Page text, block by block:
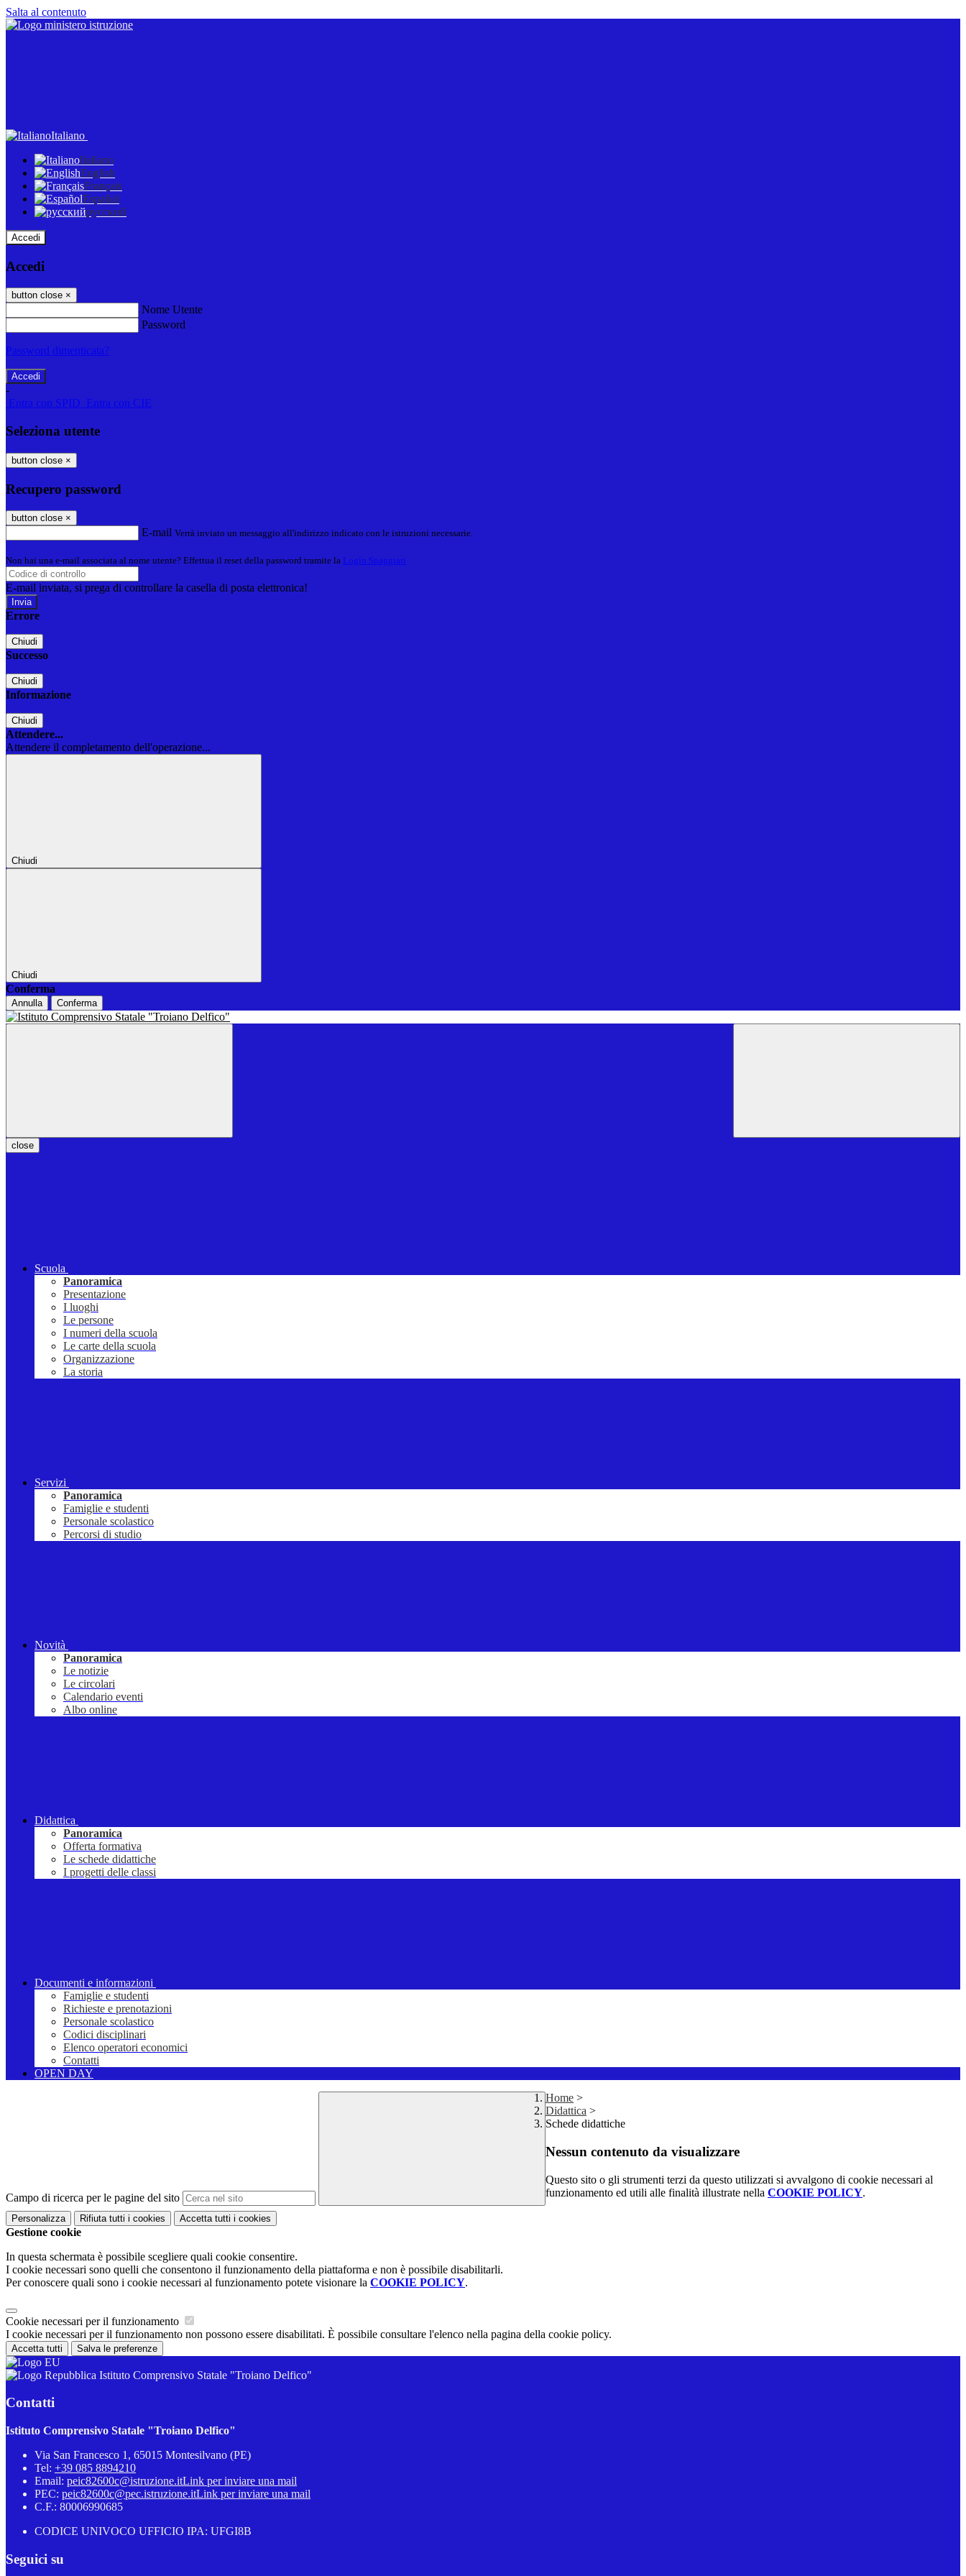
Salta al contenuto
Italiano
Italiano
English
Français
Español
русский
Accedi
Accedi
button close ×
Nome Utente
Password
Password dimenticata?
-
Entra con SPID
Entra con CIE
Seleziona utente
button close ×
Recupero password
button close ×
E-mail Verrà inviato un messaggio all'indirizzo indicato con le istruzioni necessarie.
Non hai una e-mail associata al nome utente? Effettua il reset della password tramite la Login Spaggiari
E-mail inviata, si prega di controllare la casella di posta elettronica!
Errore
Chiudi
Successo
Chiudi
Informazione
Chiudi
Attendere...
Attendere il completamento dell'operazione...
Chiudi
Chiudi
Conferma
Annulla Conferma
close
Scuola
Panoramica
Presentazione
I luoghi
Le persone
I numeri della scuola
Le carte della scuola
Organizzazione
La storia
Servizi
Panoramica
Famiglie e studenti
Personale scolastico
Percorsi di studio
Novità
Panoramica
Le notizie
Le circolari
Calendario eventi
Albo online
Didattica
Panoramica
Offerta formativa
Le schede didattiche
I progetti delle classi
Documenti e informazioni
Famiglie e studenti
Richieste e prenotazioni
Personale scolastico
Codici disciplinari
Elenco operatori economici
Contatti
OPEN DAY
Campo di ricerca per le pagine del sito
Home >
Didattica >
Schede didattiche
Nessun contenuto da visualizzare
Questo sito o gli strumenti terzi da questo utilizzati si avvalgono di cookie necessari al
funzionamento ed utili alle finalità illustrate nella COOKIE POLICY.
Personalizza Rifiuta tutti i cookies Accetta tutti i cookies
Gestione cookie
In questa schermata è possibile scegliere quali cookie consentire.
I cookie necessari sono quelli che consentono il funzionamento della piattaforma e non è possibile disabilitarli.
Per conoscere quali sono i cookie necessari al funzionamento potete visionare la COOKIE POLICY.
Cookie necessari per il funzionamento
I cookie necessari per il funzionamento non possono essere disabilitati. È possibile consultare l'elenco nella pagina della cookie policy.
Accetta tutti Salva le preferenze
Istituto Comprensivo Statale "Troiano Delfico"
Contatti
Istituto Comprensivo Statale "Troiano Delfico"
Via San Francesco 1, 65015 Montesilvano (PE)
Tel: +39 085 8894210
Email: peic82600c@istruzione.itLink per inviare una mail
PEC: peic82600c@pec.istruzione.itLink per inviare una mail
C.F.: 80006990685
CODICE UNIVOCO UFFICIO IPA: UFGI8B
Seguici su